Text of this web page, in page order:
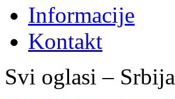
Informacije
Kontakt
Svi oglasi – Srbija